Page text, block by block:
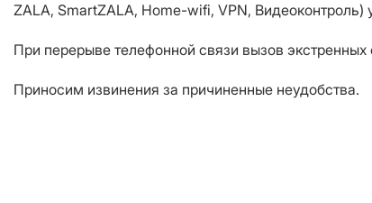
ZALA, SmartZALA, Home-wifi, VPN, Видеоконтроль)
При перерыве телефонной связи вызов
Приносим извинения за причиненные неудобства.